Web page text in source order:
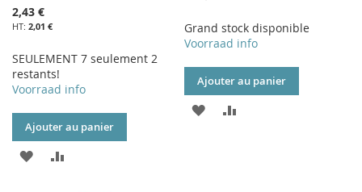
2,43 €
2,01 €
SEULEMENT 7 seulement 2
restants!
Voorraad info
Ajouter au panier
AJOUTER
Grand stock disponible
Voorraad info
Ajouter au panier
AJOUTER